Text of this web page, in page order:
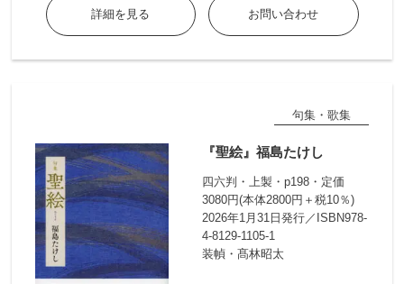
詳細を見る お問い合わせ
句集・歌集
『聖絵』福島たけし
四六判・上製・p198・定価
3080円(本体2800円＋税10％)
2026年1月31日発行／ISBN978-
4-8129-1105-1
装幀・髙林昭太